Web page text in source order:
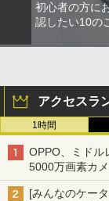
初心者の方に
認したい10の
アクセスラ
1時間
OPPO、ミド
5000万画素カ
[みんなのケー